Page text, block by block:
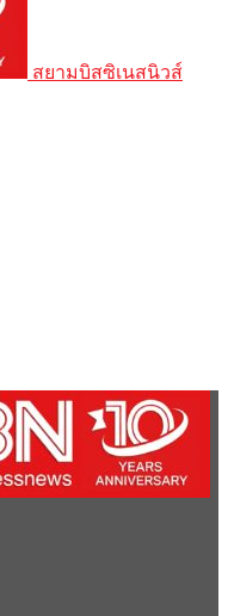
สยามบิสซิเนสนิวส์